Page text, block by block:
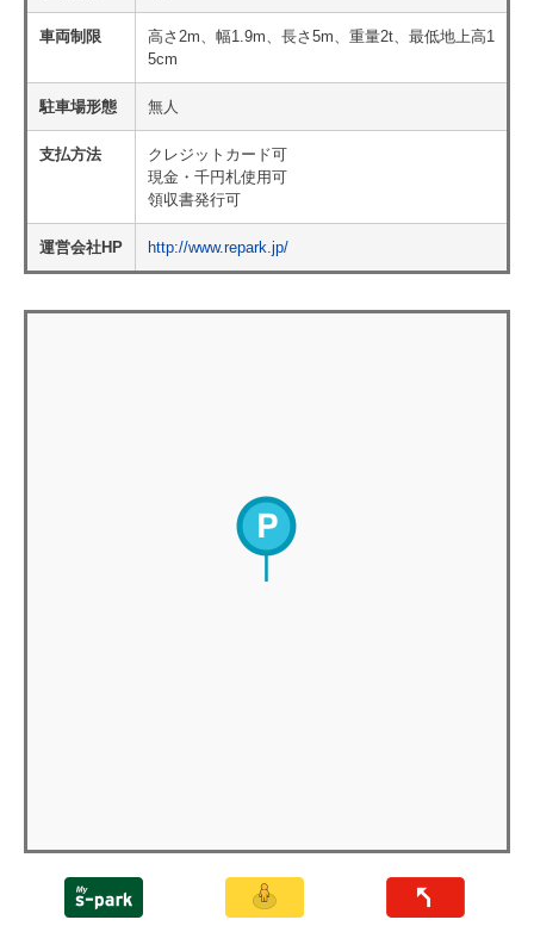
車両制限
高さ2m、幅1.9m、長さ5m、重量2t、最低地上高1
5cm
駐車場形態 無人
支払方法
クレジットカード可
現金・千円札使用可
領収書発行可
運営会社HP http://www.repark.jp/